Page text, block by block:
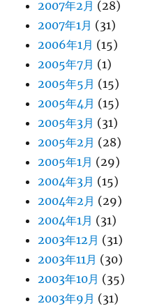
2007年2月 (28)
2007年1月 (31)
2006年1月 (15)
2005年7月 (1)
2005年5月 (15)
2005年4月 (15)
2005年3月 (31)
2005年2月 (28)
2005年1月 (29)
2004年3月 (15)
2004年2月 (29)
2004年1月 (31)
2003年12月 (31)
2003年11月 (30)
2003年10月 (35)
2003年9月 (31)